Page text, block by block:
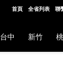
首頁 全省列表 聯
台中 新竹